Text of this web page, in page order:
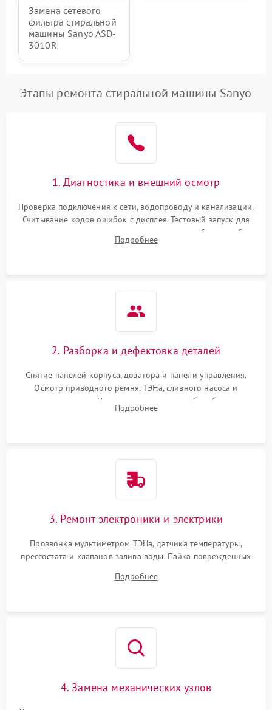
Замена сетевого
фильтра стиральной
машины Sanyo ASD-
3010R
Этапы ремонта стиральной машины Sanyo
1. Диагностика и внешний осмотр
Проверка подключения к сети, водопроводу и канализации.
Считывание кодов ошибок с дисплея. Тестовый запуск для
выявления посторонних шумов, протечек или сбоев в работе
электронного модуля управления.
Подробнее
2. Разборка и дефектовка деталей
Снятие панелей корпуса, дозатора и панели управления.
Осмотр приводного ремня, ТЭНа, сливного насоса и
амортизаторов. Проверка подшипников барабана и
крестовины на износ, а манжеты люка на разрывы.
Подробнее
3. Ремонт электроники и электрики
Прозвонка мультиметром ТЭНа, датчика температуры,
прессостата и клапанов залива воды. Пайка поврежденных
Восстановление целостности проводки и контактов.
Подробнее
4. Замена механических узлов